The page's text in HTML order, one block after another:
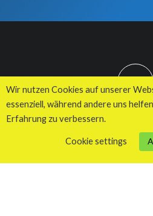
TOP
© 2026 Kuhnes
Wir nutzen Cookies auf unserer
essenziell, während andere uns
Erfahrung zu verbessern.
Cookie settings